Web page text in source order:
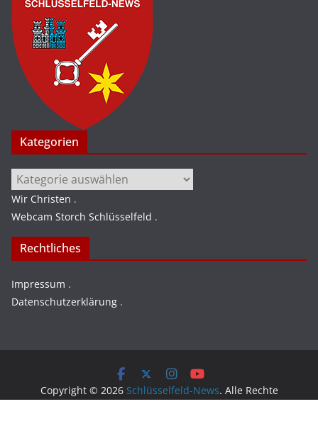
Kategorien
Kategorien
Wir Christen .
Webcam Storch Schlüsselfeld .
Rechtliches
Impressum .
Datenschutzerklärung .
Copyright © 2026 Schlüsselfeld-News. Alle Rechte